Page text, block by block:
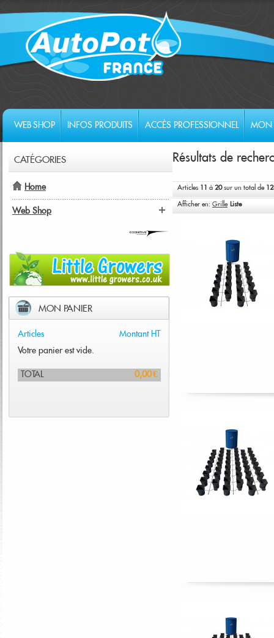
WEB SHOP INFOS PRODUITS ACCÈS PROFESSIONNEL MON
Résultats de
Articles 11 à 20sur un total de
Afficher en: Grille Liste
CATÉGORIES
Home
Web Shop
MON PANIER
Articles
Montant HT
Votre panier est vide.
TOTAL 0,00 €